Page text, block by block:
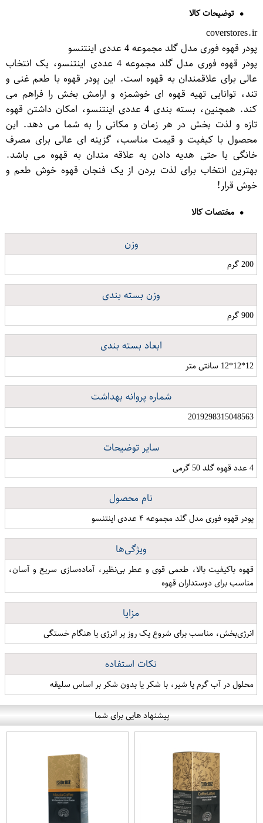
توضیحات کالا
coverstores.ir
پودر قهوه فوری مدل گلد مجموعه 4 عددی اینتنسو
پودر قهوه فوری مدل گلد مجموعه 4 عددی اینتنسو، یک انتخاب
عالی برای علاقمندان به قهوه است. این پودر قهوه با طعم غنی و
تند، توانایی تهیه قهوه ای خوشمزه و ارامش بخش را فراهم می
کند. همچنین، بسته بندی 4 عددی اینتنسو، امکان داشتن قهوه
تازه و لذت بخش در هر زمان و مکانی را به شما می دهد. این
محصول با کیفیت و قیمت مناسب، گزینه ای عالی برای مصرف
خانگی یا حتی هدیه دادن به علاقه مندان به قهوه می باشد.
بهترین انتخاب برای لذت بردن از یک فنجان قهوه خوش طعم و
خوش قرار!
مختصات کالا
وزن
200 گرم
وزن بسته بندی
900 گرم
ابعاد بسته بندی
12*12*12 سانتی متر
شماره پروانه بهداشت
2019298315048563
سایر توضیحات
4 عدد قهوه گلد 50 گرمی
نام محصول
پودر قهوه فوری مدل گلد مجموعه ۴ عددی اینتنسو
ویژگی‌ها
قهوه باکیفیت بالا، طعمی قوی و عطر بی‌نظیر، آماده‌سازی سریع و آسان،
مناسب برای دوستداران قهوه
مزایا
انرژی‌بخش، مناسب برای شروع یک روز پر انرژی یا هنگام خستگی
نکات استفاده
محلول در آب گرم یا شیر، با شکر یا بدون شکر بر اساس سلیقه
پیشنهاد هایی برای شما